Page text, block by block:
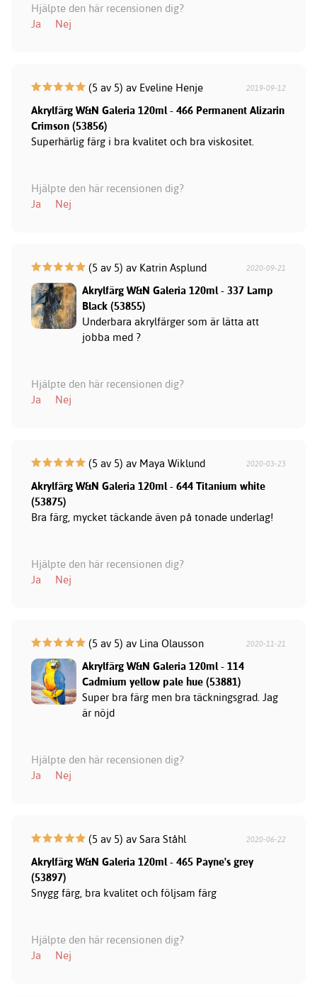
Hjälpte den här recensionen dig?
Ja
Nej
(5 av 5) av Eveline Henje 2019-09-12
Akrylfärg W&N Galeria 120ml - 466 Permanent Alizarin
Crimson (53856)
Superhärlig färg i bra kvalitet och bra viskositet.
Hjälpte den här recensionen dig?
Ja
Nej
(5 av 5) av Katrin Asplund 2020-09-21
Akrylfärg W&N Galeria 120ml - 337 Lamp
Black (53855)
Underbara akrylfärger som är lätta att
jobba med ?
Hjälpte den här recensionen dig?
Ja
Nej
(5 av 5) av Maya Wiklund 2020-03-23
Akrylfärg W&N Galeria 120ml - 644 Titanium white
(53875)
Bra färg, mycket täckande även på tonade underlag!
Hjälpte den här recensionen dig?
Ja
Nej
(5 av 5) av Lina Olausson 2020-11-21
Akrylfärg W&N Galeria 120ml - 114
Cadmium yellow pale hue (53881)
Super bra färg men bra täckningsgrad. Jag
är nöjd
Hjälpte den här recensionen dig?
Ja
Nej
(5 av 5) av Sara Ståhl 2020-06-22
Akrylfärg W&N Galeria 120ml - 465 Payne's grey
(53897)
Snygg färg, bra kvalitet och följsam färg
Hjälpte den här recensionen dig?
Ja
Nej